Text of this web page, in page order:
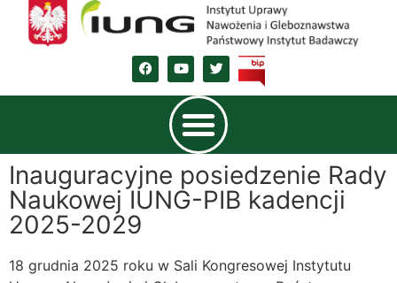
Inauguracyjne posiedzenie Rady
Naukowej IUNG-PIB kadencji
2025-2029
18 grudnia 2025 roku w Sali Kongresowej Instytutu